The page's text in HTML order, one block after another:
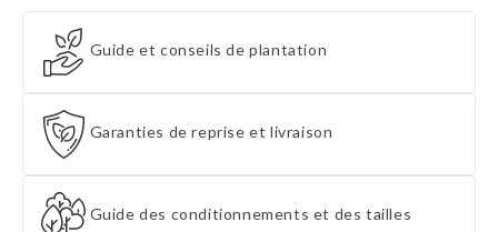
Guide et conseils de plantation
Garanties de reprise et livraison
Guide des conditionnements et des tailles